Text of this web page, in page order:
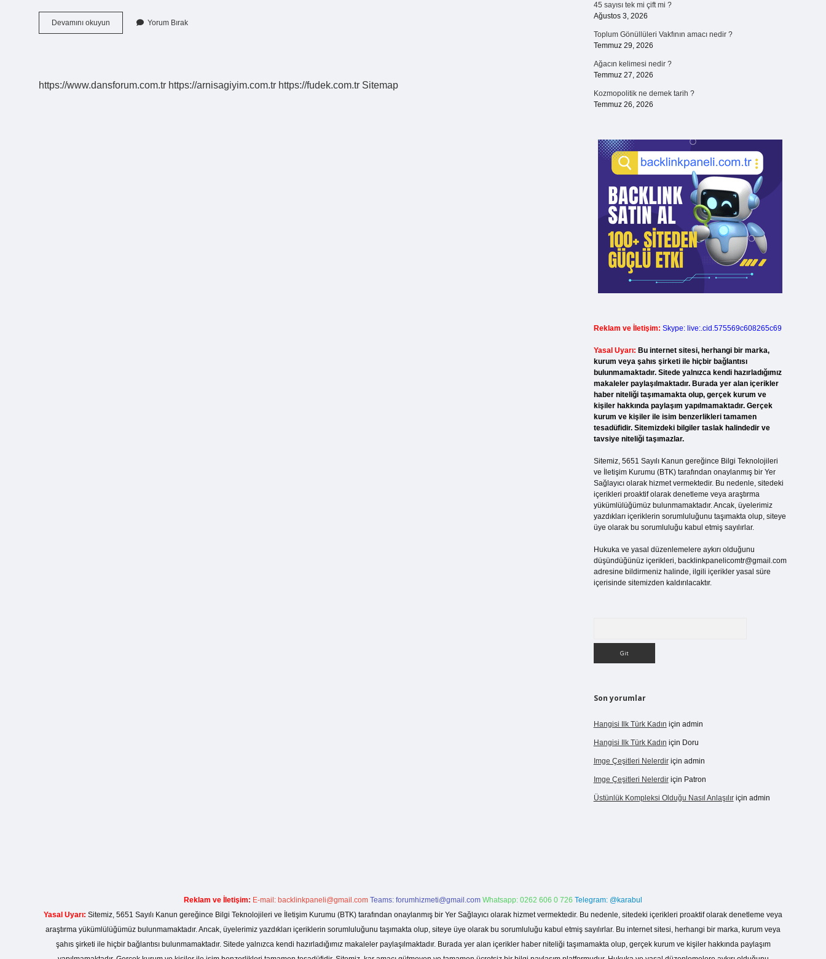
Devamını okuyun
Ağır
Yorum Bırak
https://www.dansforum.com.tr https://arnisagiyim.com.tr https://fudek.com.tr Sitemap
45 sayısı tek mi çift mi ?
Ağustos 3, 2026
Toplum Gönüllüleri Vakfının amacı nedir ?
Temmuz 29, 2026
Ağacın kelimesi nedir ?
Temmuz 27, 2026
Kozmopolitik ne demek tarih ?
Temmuz 26, 2026
Reklam ve İletişim: Skype: live:.cid.575569c608265c69
Yasal Uyarı: Bu internet sitesi, herhangi bir marka,
kurum veya şahıs şirketi ile hiçbir bağlantısı
bulunmamaktadır. Sitede yalnızca kendi hazırladığımız
makaleler paylaşılmaktadır. Burada yer alan içerikler
haber niteliği taşımamakta olup, gerçek kurum ve
kişiler hakkında paylaşım yapılmamaktadır. Gerçek
kurum ve kişiler ile isim benzerlikleri tamamen
tesadüfidir. Sitemizdeki bilgiler taslak halindedir ve
tavsiye niteliği taşımazlar.
Sitemiz, 5651 Sayılı Kanun gereğince Bilgi Teknolojileri
ve İletişim Kurumu (BTK) tarafından onaylanmış bir Yer
Sağlayıcı olarak hizmet vermektedir. Bu nedenle, sitedeki
içerikleri proaktif olarak denetleme veya araştırma
yükümlülüğümüz bulunmamaktadır. Ancak, üyelerimiz
yazdıkları içeriklerin sorumluluğunu taşımakta olup, siteye
üye olarak bu sorumluluğu kabul etmiş sayılırlar.
Hukuka ve yasal düzenlemelere aykırı olduğunu
düşündüğünüz içerikleri, backlinkpanelicomtr@gmail.com
adresine bildirmeniz halinde, ilgili içerikler yasal süre
içerisinde sitemizden kaldırılacaktır.
Son yorumlar
Hangisi Ilk Türk Kadın için admin
Hangisi Ilk Türk Kadın için Doru
Imge Çeşitleri Nelerdiriçin admin
Imge Çeşitleri Nelerdiriçin Patron
Üstünlük Kompleksi Olduğu Nasıl Anlaşılıriçin admin
Reklam ve İletişim: E-mail: backlinkpaneli@gmail.com Teams: forumhizmeti@gmail.com Whatsapp: 0262 606 0 726 Telegram: @karabul
Yasal Uyarı: Sitemiz, 5651 Sayılı Kanun gereğince Bilgi Teknolojileri ve İletişim Kurumu (BTK) tarafından onaylanmış bir Yer Sağlayıcı olarak hizmet vermektedir. Bu nedenle, sitedeki içerikleri proaktif olarak denetleme veya
araştırma yükümlülüğümüz bulunmamaktadır. Ancak, üyelerimiz yazdıkları içeriklerin sorumluluğunu taşımakta olup, siteye üye olarak bu sorumluluğu kabul etmiş sayılırlar. Bu internet sitesi, herhangi bir marka, kurum veya
şahıs şirketi ile hiçbir bağlantısı bulunmamaktadır. Sitede yalnızca kendi hazırladığımız makaleler paylaşılmaktadır. Burada yer alan içerikler haber niteliği taşımamakta olup, gerçek kurum ve kişiler hakkında paylaşım